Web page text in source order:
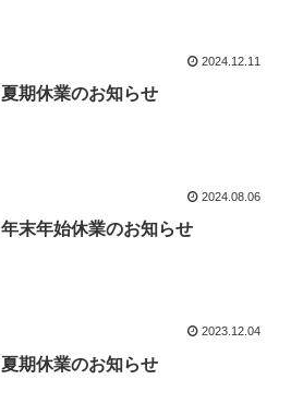
2024.12.11
夏期休業のお知らせ
2024.08.06
年末年始休業のお知らせ
2023.12.04
夏期休業のお知らせ